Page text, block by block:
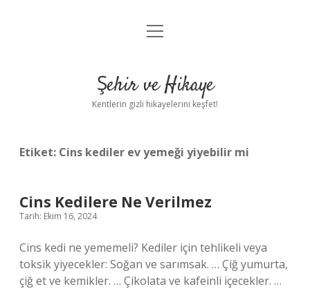
Anasayfa
Yasal Uyarı
menüyü
Şehir ve Hikaye
Kentlerin gizli hikayelerini keşfet!
Etiket: Cins kediler ev yemeği yiyebilir mi
Cins Kedilere Ne Verilmez
Tarih: Ekim 16, 2024
Cins kedi ne yememeli? Kediler için tehlikeli veya
toksik yiyecekler: Soğan ve sarımsak. … Çiğ yumurta,
çiğ et ve kemikler. … Çikolata ve kafeinli içecekler. …